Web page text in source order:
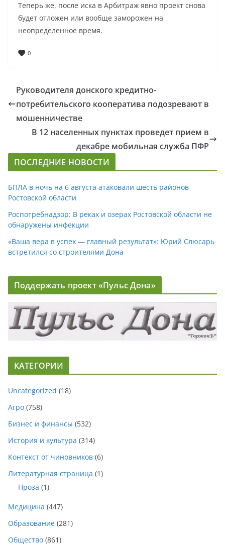
Теперь же, после иска в Арбитраж явно проект снова
будет отложен или вообще заморожен на
неопределенное время.
0
Руководителя донского кредитно-
потребительского кооператива подозревают в
мошенничестве
В 12 населенных пунктах проведет прием в
декабре мобильная служба ПФР
ПОСЛЕДНИЕ НОВОСТИ
БПЛА в ночь на 6 августа атаковали шесть районов
Ростовской области
Роспотребнадзор: В реках и озерах Ростовской области не
обнаружены инфекции
«Ваша вера в успех — главный результат»: Юрий Слюсарь
встретился со строителями Дона
Поддержать проект «Пульс Дона»
КАТЕГОРИИ
Uncategorized (18)
Агро (758)
Бизнес и финансы (532)
История и культура (314)
Контекст от чиновников (6)
Литературная страница (1)
Проза (1)
Медицина (447)
Образование (281)
Общество (861)